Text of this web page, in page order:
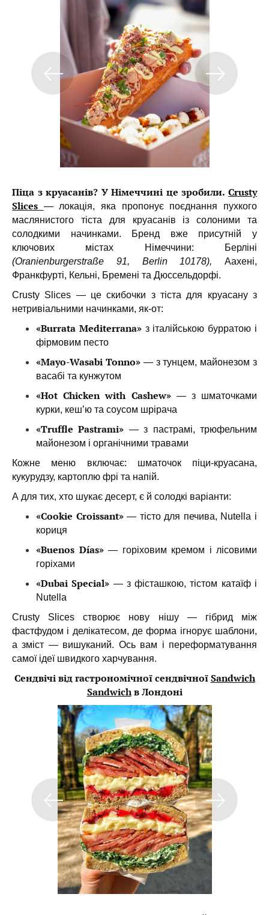
Піца з круасанів? У Німеччині це зробили. Crusty
Slices — локація, яка пропонує поєднання пухкого
маслянистого тіста для круасанів із солоними та
солодкими начинками.
Бренд вже присутній у
ключових містах Німеччини: Берліні
(Oranienburgerstraße 91, Berlin 10178), Аахені,
Франкфурті, Кельні, Бремені та Дюссельдорфі.
Crusty Slices — це скибочки з тіста для круасану з
нетривіальними начинками, як-от:
«Burrata Mediterrana»з італійською бурратою і
фірмовим песто
«Mayo-Wasabi Tonno»— з тунцем, майонезом з
васабі та кунжутом
«Hot Chicken with Cashew»— з шматочками
курки, кеш’ю та соусом шрірача
«Truffle Pastrami» — з пастрамі, трюфельним
майонезом і органічними травами
Кожне меню включає: шматочок піци-круасана,
кукурудзу, картоплю фрі та напій.
А для тих, хто шукає десерт, є й солодкі варіанти:
«Cookie Croissant»— тісто для печива, Nutella і
кориця
«Buenos Días»— горіховим кремом і лісовими
горіхами
«Dubai Special» — з фісташкою, тістом катaїф і
Nutella
Crusty Slices створює нову нішу — гібрид між
фастфудом і делікатесом, де форма ігнорує шаблони,
а зміст — вишуканий. Ось вам і переформатування
самої ідеї швидкого харчування.
Сендвічі від гастрономічної сендвічноїSandwich
Sandwichв Лондоні